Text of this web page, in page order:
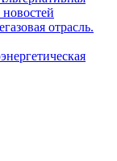
отрасль.